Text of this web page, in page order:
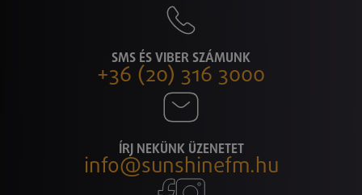
SMS ÉS VIBER SZÁMUNK
+36 (20) 316 3000
ÍRJ NEKÜNK ÜZENETET
info@sunshinefm.hu